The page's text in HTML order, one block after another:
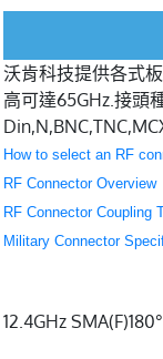
沃肯科技提供各式
高可達65GHz.接頭
How to select an RF
RF Connector Overview
RF Connector Coupling
Military Connector
12.4GHz